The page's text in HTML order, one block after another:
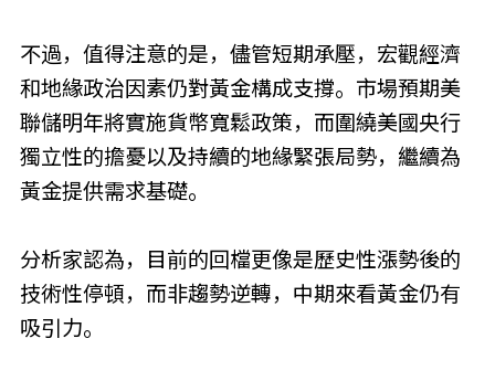
不過，值得注意的是，儘管短期承壓，宏觀經濟
和地緣政治因素仍對黃金構成支撐。市場預期美
聯儲明年將實施貨幣寬鬆政策，而圍繞美國央行
獨立性的擔憂以及持續的地緣緊張局勢，繼續為
黃金提供需求基礎。
分析家認為，目前的回檔更像是歷史性漲勢後的
技術性停頓，而非趨勢逆轉，中期來看黃金仍有
吸引力。